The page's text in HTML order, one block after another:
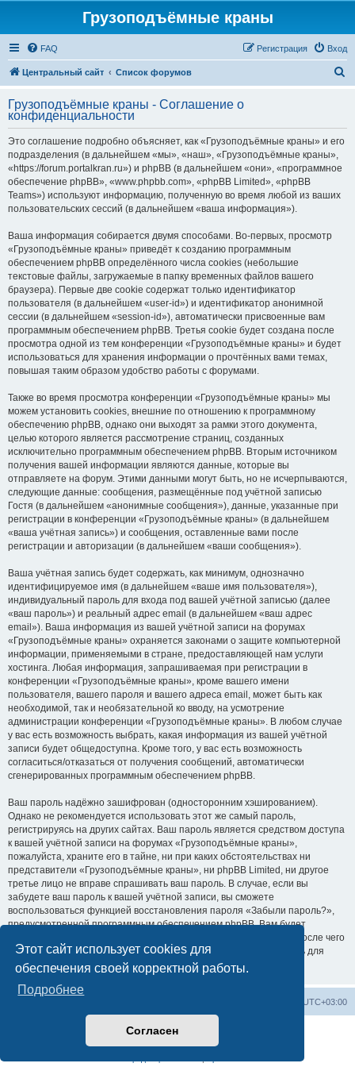
Этот сайт использует cookies для
обеспечения своей корректной работы.
Подробнее
Согласен
Грузоподъёмные краны
FAQ Вход
Регистрация
Центральный сайт Список форумов
с
Грузоподъёмные краны - Соглашение о
конфиденциальности
Это соглашение подробно объясняет, как «Грузоподъёмные краны» и его
подразделения (в дальнейшем «мы», «наш», «Грузоподъёмные краны»,
«https://forum.portalkran.ru») и phpBB (в дальнейшем «они», «программное
обеспечение phpBB», «www.phpbb.com», «phpBB Limited», «phpBB
Teams») используют информацию, полученную во время любой из ваших
пользовательских сессий (в дальнейшем «ваша информация»).
Ваша информация собирается двумя способами. Во-первых, просмотр
«Грузоподъёмные краны» приведёт к созданию программным
обеспечением phpBB определённого числа cookies (небольшие
текстовые файлы, загружаемые в папку временных файлов вашего
браузера). Первые две cookie содержат только идентификатор
пользователя (в дальнейшем «user-id») и идентификатор анонимной
сессии (в дальнейшем «session-id»), автоматически присвоенные вам
программным обеспечением phpBB. Третья cookie будет создана после
просмотра одной из тем конференции «Грузоподъёмные краны» и будет
использоваться для хранения информации о прочтённых вами темах,
повышая таким образом удобство работы с форумами.
Также во время просмотра конференции «Грузоподъёмные краны» мы
можем установить cookies, внешние по отношению к программному
обеспечению phpBB, однако они выходят за рамки этого документа,
целью которого является рассмотрение страниц, созданных
исключительно программным обеспечением phpBB. Вторым источником
получения вашей информации являются данные, которые вы
отправляете на форум. Этими данными могут быть, но не исчерпываются,
следующие данные: сообщения, размещённые под учётной записью
Гостя (в дальнейшем «анонимные сообщения»), данные, указанные при
регистрации в конференции «Грузоподъёмные краны» (в дальнейшем
«ваша учётная запись») и сообщения, оставленные вами после
регистрации и авторизации (в дальнейшем «ваши сообщения»).
Ваша учётная запись будет содержать, как минимум, однозначно
идентифицируемое имя (в дальнейшем «ваше имя пользователя»),
индивидуальный пароль для входа под вашей учётной записью (далее
«ваш пароль») и реальный адрес email (в дальнейшем «ваш адрес
email»). Ваша информация из вашей учётной записи на форумах
«Грузоподъёмные краны» охраняется законами о защите компьютерной
информации, применяемыми в стране, предоставляющей нам услуги
хостинга. Любая информация, запрашиваемая при регистрации в
конференции «Грузоподъёмные краны», кроме вашего имени
пользователя, вашего пароля и вашего адреса email, может быть как
необходимой, так и необязательной ко вводу, на усмотрение
администрации конференции «Грузоподъёмные краны». В любом случае
у вас есть возможность выбрать, какая информация из вашей учётной
записи будет общедоступна. Кроме того, у вас есть возможность
согласиться/отказаться от получения сообщений, автоматически
сгенерированных программным обеспечением phpBB.
Ваш пароль надёжно зашифрован (односторонним хэшированием).
Однако не рекомендуется использовать этот же самый пароль,
регистрируясь на других сайтах. Ваш пароль является средством доступа
к вашей учётной записи на форумах «Грузоподъёмные краны»,
пожалуйста, храните его в тайне, ни при каких обстоятельствах ни
представители «Грузоподъёмные краны», ни phpBB Limited, ни другое
третье лицо не вправе спрашивать ваш пароль. В случае, если вы
забудете ваш пароль к вашей учётной записи, вы сможете
воспользоваться функцией восстановления пароля «Забыли пароль?»,
предусмотренной программным обеспечением phpBB. Вам будет
необходимо ввести ваше имя пользователя и ваш адрес email, после чего
программное обеспечение phpBB сгенерирует вам новый пароль для
вашей учётной записи.
UTC+03:00
Создано на основеphpBB® Forum Software © phpBB Limited
Русская поддержка phpBB